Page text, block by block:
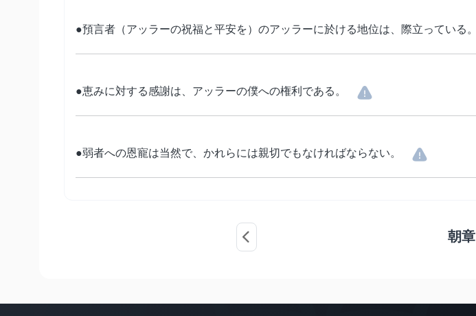
●預言者（アッラーの祝福と平安を）のアッラーに於ける地位は、際立っている。
●恵みに対する感謝は、アッラーの僕への権利である。
●弱者への恩寵は当然で、かれらには親切でもなければならない。
朝章